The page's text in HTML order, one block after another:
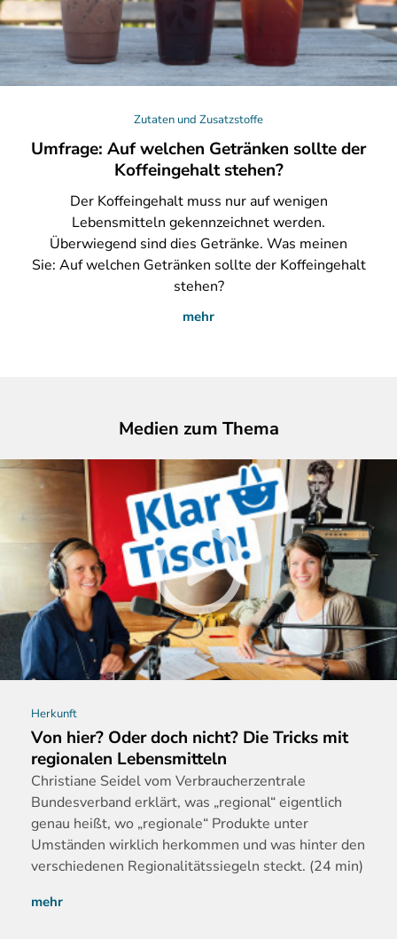
Zutaten und Zusatzstoffe
Umfrage: Auf welchen Getränken sollte der
Koffeingehalt stehen?
DerKoffeingehalt muss nur auf wenigen
Lebensmitteln gekennzeichnet werden.
Überwiegend sind dies Getränke. Was meinen
Sie: Auf welchen Getränken sollte der Koffeingehalt
stehen?
mehr
Medien zum Thema
Herkunft
Von hier? Oder doch nicht? Die Tricks mit
regionalen Lebensmitteln
Christiane Seidel vom Verbraucherzentrale
Bundesverband erklärt, was „regional“ eigentlich
genau heißt, wo „regionale“ Produkte unter
Umständen wirklich herkommen und was hinter den
verschiedenen Regionalitätssiegeln steckt. (24 min)
mehr